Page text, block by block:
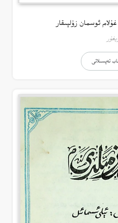
ئوسمان زۇلپىقار
تەپسىلاتى